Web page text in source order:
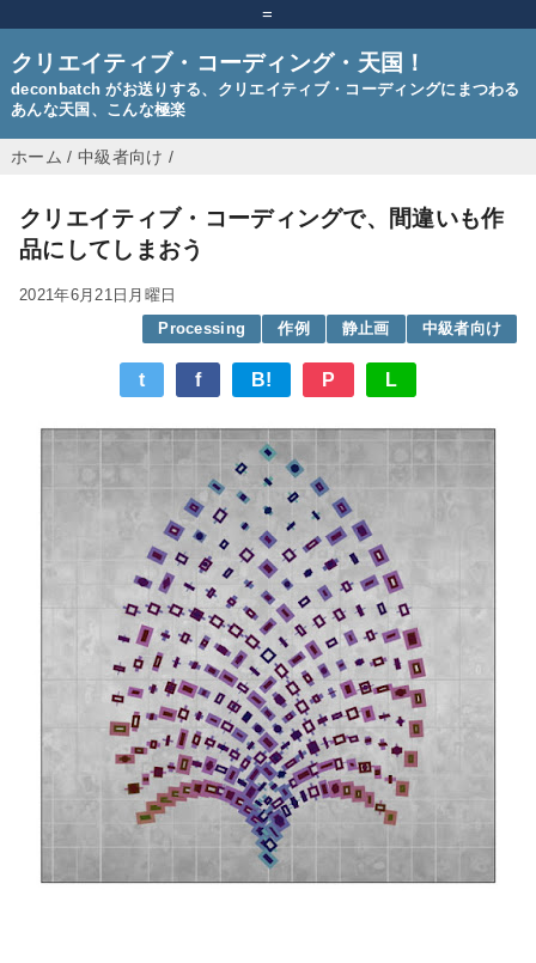
=
クリエイティブ・コーディング・天国！
deconbatch がお送りする、クリエイティブ・コーディングにまつわる
あんな天国、こんな極楽
ホーム / 中級者向け /
クリエイティブ・コーディングで、間違いも作
品にしてしまおう
2021年6月21日月曜日
Processing
作例 静止画 中級者向け
t f B! P L